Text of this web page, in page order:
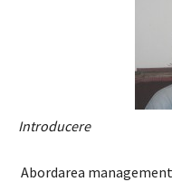
Introducere
Abordarea